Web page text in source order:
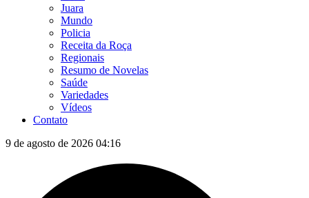
Juara
Mundo
Policia
Receita da Roça
Regionais
Resumo de Novelas
Saúde
Variedades
Vídeos
Contato
9 de agosto de 2026 04:16